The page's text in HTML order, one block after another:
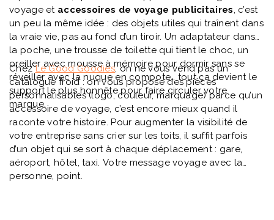
voyage et accessoires de voyage publicitaires, c’est
un peu la même idée : des objets utiles qui traînent dans
la vraie vie, pas au fond d’un tiroir. Un adaptateur dans
la poche, une trousse de toilette qui tient le choc, un
oreiller avec mousse à mémoire pour dormir sans se
réveiller avec la nuque en compote… tout ça devient le
support le plus honnête pour faire circuler votre
marque.
ChezLe Good Goodies, on ne vous vend pas un
catalogue froid : on vous propose des pièces
personnalisables (logo, couleur, marquage) parce qu’un
accessoire de voyage, c’est encore mieux quand il
raconte votre histoire. Pour augmenter la visibilité de
votre entreprise sans crier sur les toits, il suffit parfois
d’un objet qui se sort à chaque déplacement : gare,
aéroport, hôtel, taxi. Votre message voyage avec la
personne, point.